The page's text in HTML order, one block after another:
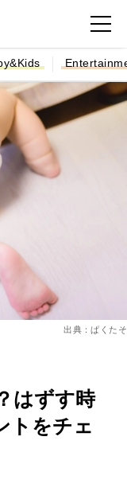
出典：ぱくたそ
はずす時
トをチェ